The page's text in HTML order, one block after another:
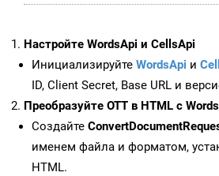
Настройте WordsApi и CellsApi
Инициализируйте WordsApi и
ID, Client Secret, Base URL и
Преобразуйте OTT в HTML с
Создайте
именем файла и форматом,
HTML.